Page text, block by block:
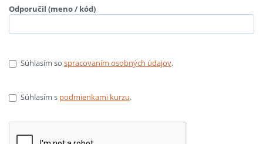
Odporučil (meno / kód)
Súhlasím so spracovaním osobných údajov.
Súhlasím s podmienkami kurzu.